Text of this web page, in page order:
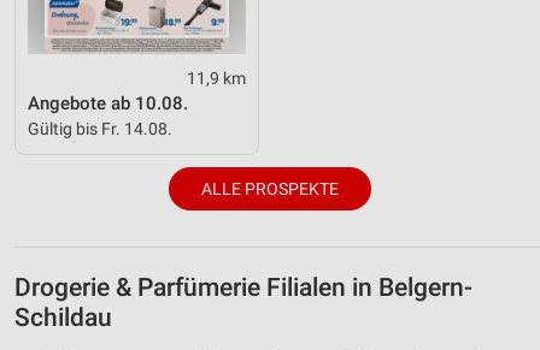
11,9 km
Angebote ab 10.08.
Gültig bis Fr. 14.08.
ALLE PROSPEKTE
Drogerie & Parfümerie Filialen in Belgern-
Schildau
Nicht-IAB-Verarbeitungszwecke:
Notwendig
Performance